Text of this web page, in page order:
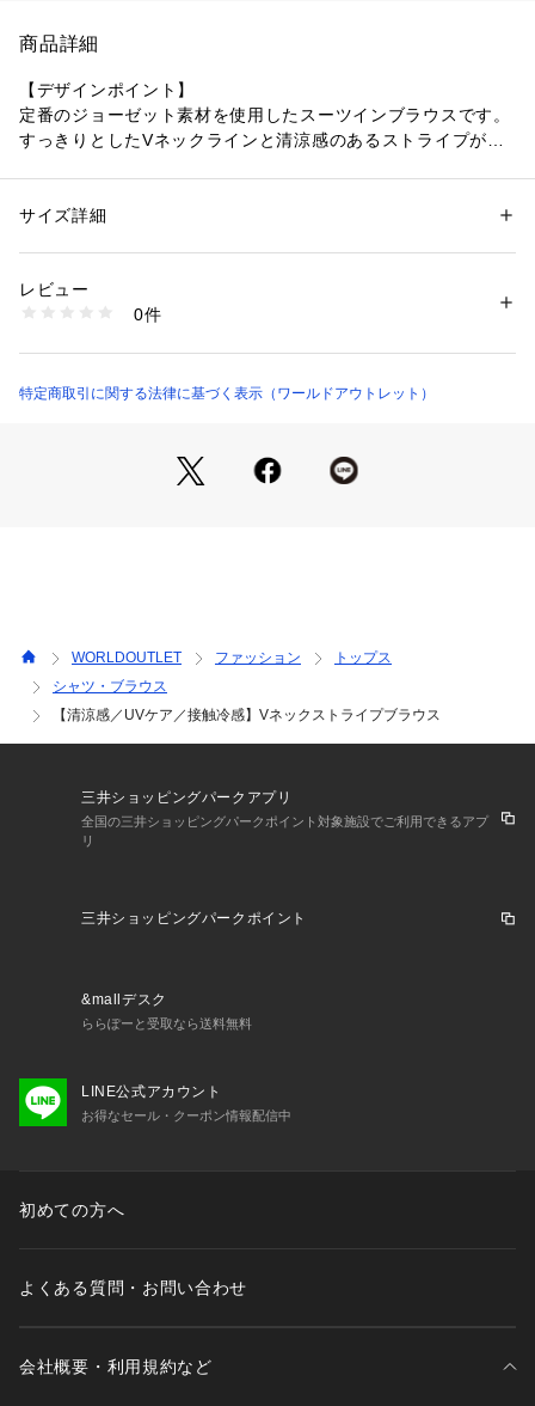
商品詳細
【デザインポイント】
定番のジョーゼット素材を使用したスーツインブラウスです。
すっきりとしたVネックラインと清涼感のあるストライプがポ
躍するアイテムです。
合わせるアイテムを問わずパンツやスカートスタイルともマル
【素材ポイント】
シルキーな光沢を持った清涼感のある着心地と、透けにくい程
よい肉感が特徴です。
※照明の関係により、実際よりも色味が違って見える場合があ
ります。また、パソコン・スマートフォンなどの環境により、
若干製品と画像のカラーが異なる場合もございます。
性別：レディース
素材：ポリエステル100％
商品番号：
127-86806 （ショップ）
サイズ詳細
レビュー
0件
特定商取引に関する法律に基づく表示（ワールドアウトレット）
WORLDOUTLET ファッション
トップス
シャツ・ブラウス
【清涼感／UVケア／接触冷感】Vネックストライプブラウス
三井ショッピングパークアプリ
全国の三井ショッピングパークポイント対象施設でご利用できるアプ
リ
三井ショッピングパークポイント
&mallデスク
ららぽーと受取なら送料無料
LINE公式アカウント
お得なセール・クーポン情報配信中
初めての方へ
よくある質問・お問い合わせ
会社概要・利用規約など